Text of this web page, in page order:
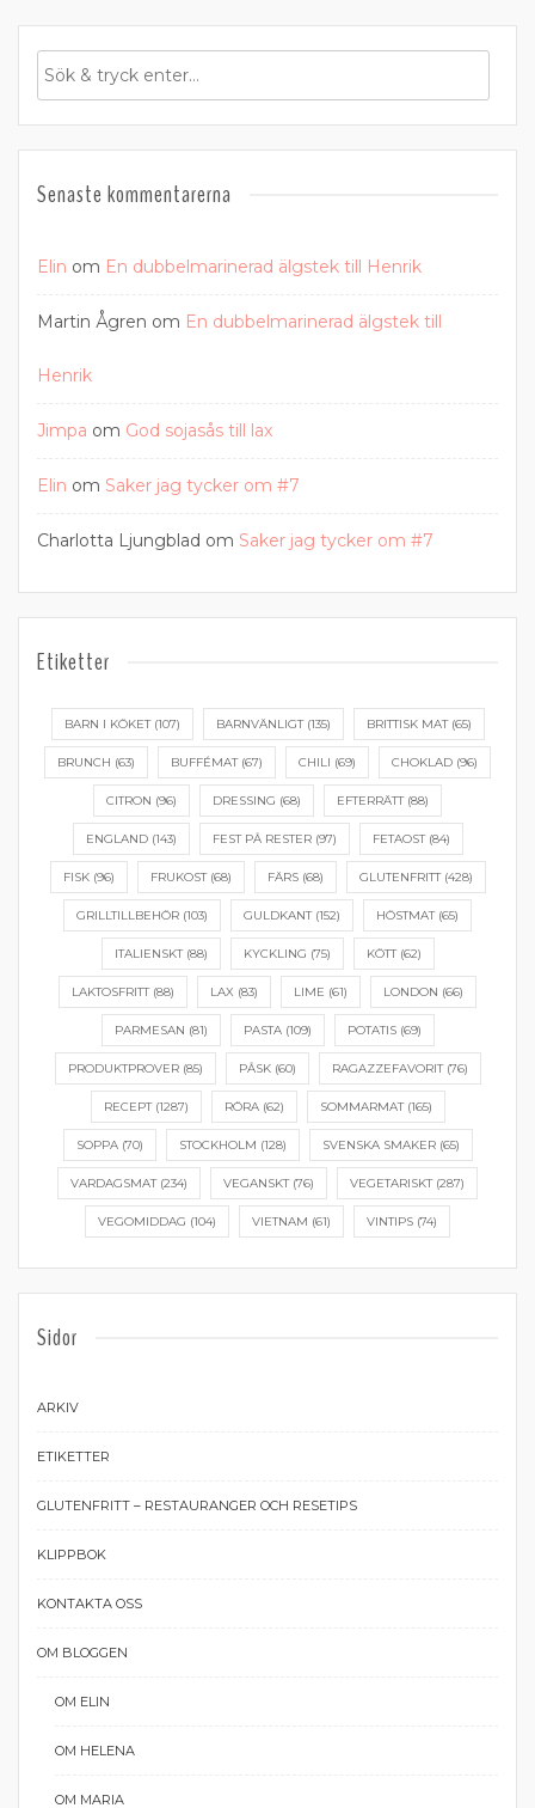
Senaste kommentarerna
Elin om En dubbelmarinerad älgstek till Henrik
Martin Ågren om En dubbelmarinerad älgstek till
Henrik
Jimpa om God sojasås till lax
Elin om Saker jag tycker om #7
Charlotta Ljungblad om Saker jag tycker om #7
Etiketter
BARN I KÖKET(107) BARNVÄNLIGT(135) BRITTISK MAT(65)
BRUNCH (63) BUFFÉMAT(67) CHILI (69) CHOKLAD (96)
CITRON (96) DRESSING (68) EFTERRÄTT(88)
ENGLAND(143) FEST PÅ RESTER(97) FETAOST(84)
FISK(96) FRUKOST(68) FÄRS(68) GLUTENFRITT(428)
GRILLTILLBEHÖR (103) GULDKANT(152) HÖSTMAT(65)
ITALIENSKT(88) KYCKLING (75) KÖTT(62)
LAKTOSFRITT(88) LAX (83) LIME (61) LONDON (66)
PARMESAN (81) PASTA(109) POTATIS(69)
PRODUKTPROVER(85) PÅSK(60) RAGAZZEFAVORIT(76)
RECEPT(1287) RÖRA(62) SOMMARMAT(165)
SOPPA(70) STOCKHOLM (128) SVENSKA SMAKER(65)
VARDAGSMAT(234) VEGANSKT(76) VEGETARISKT(287)
VEGOMIDDAG (104) VIETNAM (61) VINTIPS (74)
Sidor
ARKIV
ETIKETTER
GLUTENFRITT – RESTAURANGER OCH RESETIPS
KLIPPBOK
KONTAKTA OSS
OM BLOGGEN
OM ELIN
OM HELENA
OM MARIA